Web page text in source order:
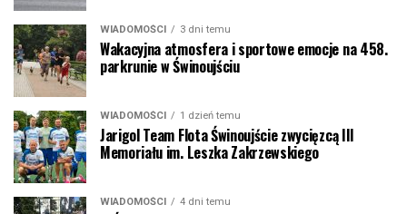
WIADOMOŚCI 3 dni temu
Wakacyjna atmosfera i sportowe emocje na 458.
parkrunie w Świnoujściu
WIADOMOŚCI 1 dzień temu
Jarigol Team Flota Świnoujście zwycięzcą III
Memoriału im. Leszka Zakrzewskiego
WIADOMOŚCI 4 dni temu